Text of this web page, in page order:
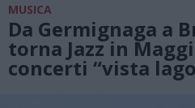
MUSICA
Da Germignaga a
torna Jazz in
concerti “vista